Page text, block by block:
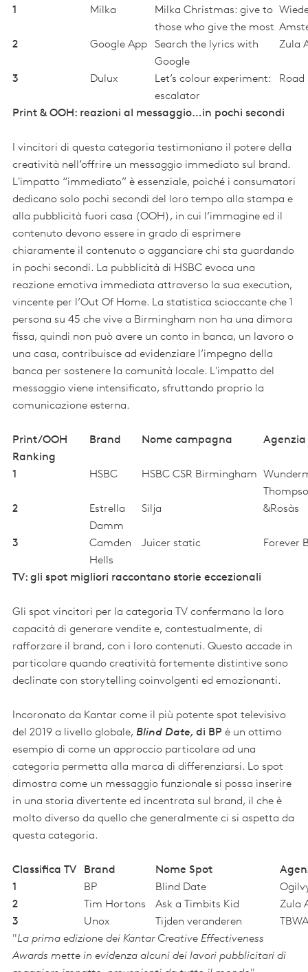
1 Milka
Milka Christmas: give to
those who give the most
2
Google App
Search the lyrics with
Google
Zula
3 Dulux
Let’s colour experiment:
escalator
Road
Print & OOH: reazioni al messaggio…in pochi secondi
I vincitori di questa categoria testimoniano il potere della
creatività nell’offrire un messaggio immediato sul brand.
L'impatto “immediato” è essenziale, poiché i consumatori
dedicano solo pochi secondi del loro tempo alla stampa e
alla pubblicità fuori casa (OOH), in cui l’immagine ed il
contenuto devono essere in grado di esprimere
chiaramente il contenuto o agganciare chi sta guardando
in pochi secondi. La pubblicità di HSBC evoca una
reazione emotiva immediata attraverso la sua execution,
vincente per l’Out Of Home. La statistica scioccante che 1
persona su 45 che vive a Birmingham non ha una dimora
fissa, quindi non può avere un conto in banca, un lavoro o
una casa, contribuisce ad evidenziare l’impegno della
banca per sostenere la comunità locale. L'impatto del
messaggio viene intensificato, sfruttando proprio la
comunicazione esterna.
Print/OOH
Ranking
Brand Nome campagna Agenzia
1 HSBC HSBC CSR Birmingham
2
Estrella
Damm
Silja &Rosàs
3
Camden
Hells
Juicer static Forever
TV: gli spot migliori raccontano storie eccezionali
Gli spot vincitori per la categoria TV confermano la loro
capacità di generare vendite e, contestualmente, di
rafforzare il brand, con i loro contenuti. Questo accade in
particolare quando creatività fortemente distintive sono
declinate con storytelling coinvolgenti ed emozionanti.
Incoronato da Kantar come il più potente spot televisivo
del 2019 a livello globale, Blind Date, di BP è un ottimo
esempio di come un approccio particolare ad una
categoria permetta alla marca di differenziarsi. Lo spot
dimostra come un messaggio funzionale si possa inserire
in una storia divertente ed incentrata sul brand, il che è
molto diverso da quello che generalmente ci si aspetta da
questa categoria.
Classifica TV Brand Nome Spot
1
BP Blind Date
2
Tim Hortons Ask a Timbits Kid
Zula
3
Unox Tijden veranderen
TBWA
"La prima edizione dei Kantar Creative Effectiveness
Awards mette in evidenza alcuni dei lavori pubblicitari di